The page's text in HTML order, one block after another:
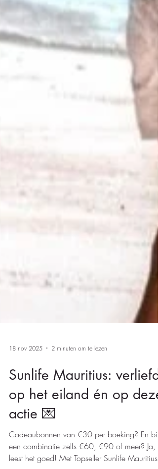
18 nov 2025 2 minuten om te lezen
Sunlife Mauritius: verliefd